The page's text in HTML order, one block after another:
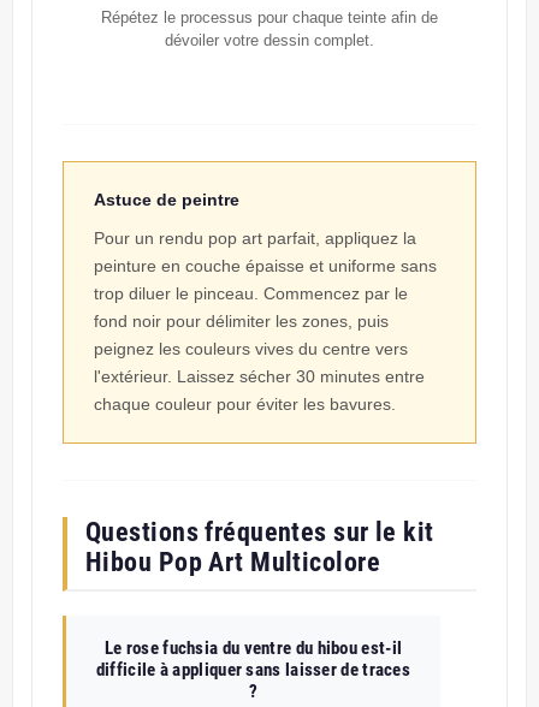
Répétez le processus pour chaque teinte afin de
dévoiler votre dessin complet.
Astuce de peintre
Pour un rendu pop art parfait, appliquez la
peinture en couche épaisse et uniforme sans
trop diluer le pinceau. Commencez par le
fond noir pour délimiter les zones, puis
peignez les couleurs vives du centre vers
l'extérieur. Laissez sécher 30 minutes entre
chaque couleur pour éviter les bavures.
Questions fréquentes sur le kit
Hibou Pop Art Multicolore
Le rose fuchsia du ventre du hibou est-il
difficile à appliquer sans laisser de traces
?